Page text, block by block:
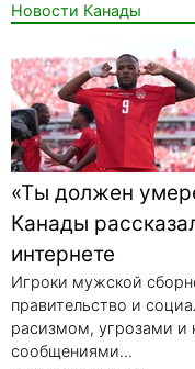
Новости Канады
«Ты должен
Канады
интернете
Игроки мужской
правительство и
расизмом, угрозами и
сообщениями...